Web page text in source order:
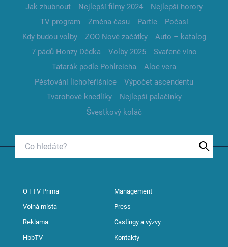
Jak zhubnout Nejlepší filmy 2024
Nejlepší horory
TV program
Změna času Partie
Počasí
Kdy budou volby
ZOO Nové začátky
Auto – katalog
7 pádů Honzy Dědka
Volby 2025
Svařené víno
Tatarák podle Pohlreicha
Aloe vera
Pěstování lichořeřišnice
Výpočet ascendentu
Tvarohové knedlíky
Nejlepší palačinky
Švestkový koláč
O FTV Prima Management
Volná místa Press
Reklama Castingy a výzvy
HbbTV Kontakty